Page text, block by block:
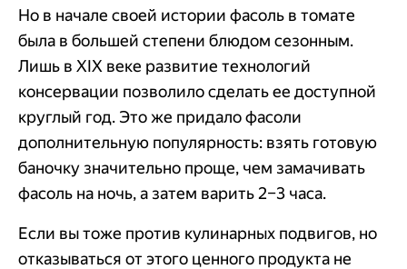
Но в начале своей истории фасоль в томате
была в большей степени блюдом сезонным.
Лишь в XIX веке развитие технологий
консервации позволило сделать ее доступной
круглый год. Это же придало фасоли
дополнительную популярность: взять готовую
баночку значительно проще, чем замачивать
фасоль на ночь, а затем варить 2–3 часа.
Если вы тоже против кулинарных подвигов, но
отказываться от этого ценного продукта не